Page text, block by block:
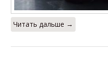
Читать дальше →